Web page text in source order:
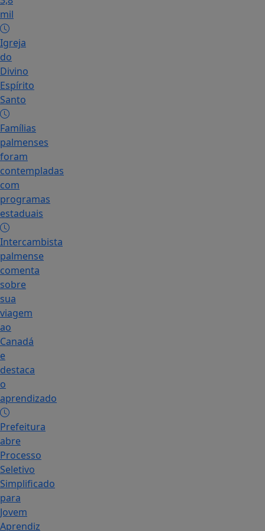
mil
Igreja
do
Divino
Espírito
Santo
Famílias
palmenses
foram
contempladas
com
programas
estaduais
Intercambista
palmense
comenta
sobre
sua
viagem
ao
Canadá
e
destaca
o
aprendizado
Prefeitura
abre
Processo
Seletivo
Simplificado
para
Jovem
Aprendiz